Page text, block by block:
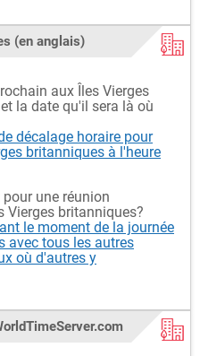
(en anglais)
aux Îles Vierges
la date qu'il sera là où
décalage horaire pour
britanniques à l'heure
une réunion
Vierges britanniques?
le moment de la journée
avec tous les autres
où d'autres y